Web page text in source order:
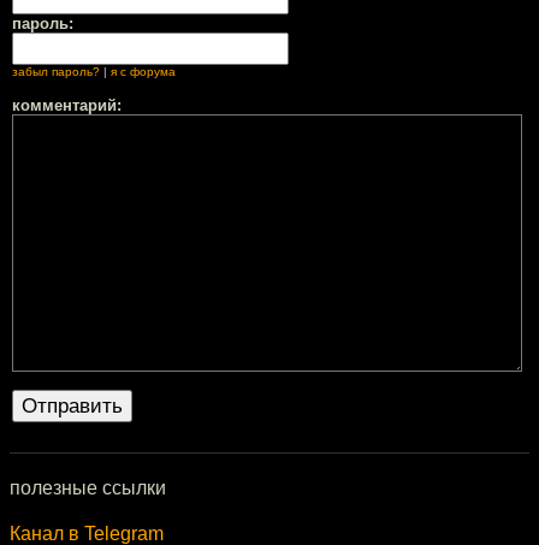
пароль:
забыл пароль? | я с форума
комментарий:
полезные ссылки
Канал в Telegram